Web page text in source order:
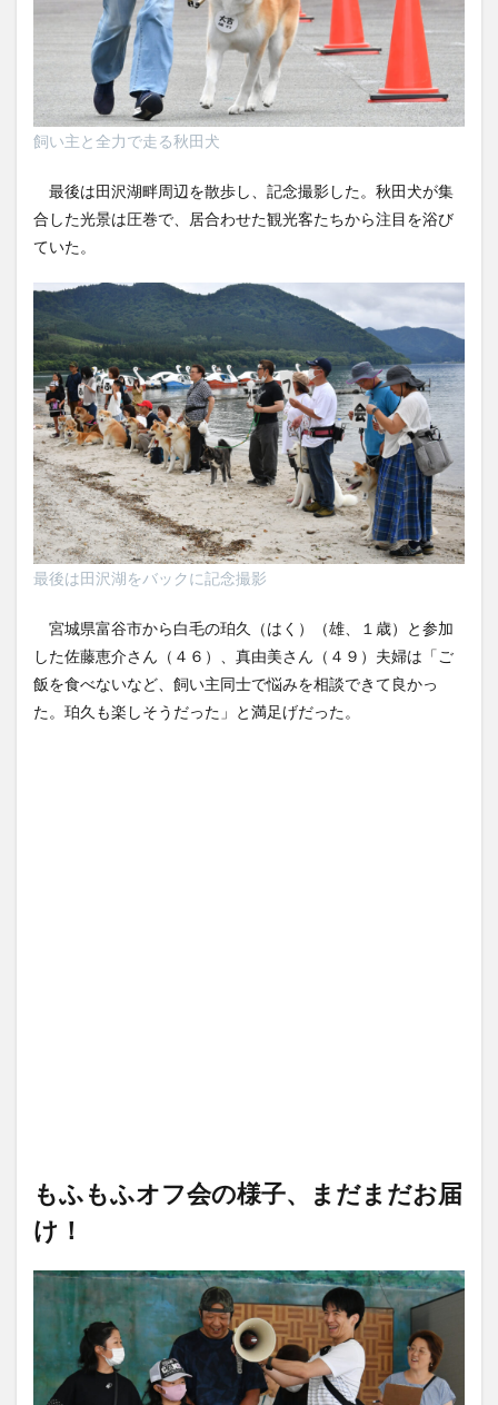
飼い主と全力で走る秋田犬
最後は田沢湖畔周辺を散歩し、記念撮影した。秋田犬が集
合した光景は圧巻で、居合わせた観光客たちから注目を浴び
ていた。
最後は田沢湖をバックに記念撮影
宮城県富谷市から白毛の珀久（はく）（雄、１歳）と参加
した佐藤恵介さん（４６）、真由美さん（４９）夫婦は「ご
飯を食べないなど、飼い主同士で悩みを相談できて良かっ
た。珀久も楽しそうだった」と満足げだった。
もふもふオフ会の様子、まだまだお届
け！